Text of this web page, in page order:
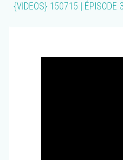
{VIDEOS} 150715 | ÉPISODE 3